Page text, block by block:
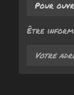
Être